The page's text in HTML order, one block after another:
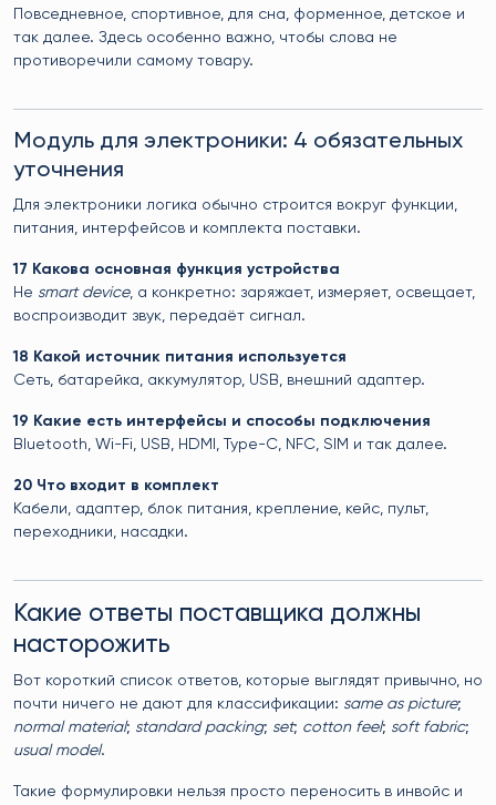
Повседневное, спортивное, для сна, форменное, детское и
так далее. Здесь особенно важно, чтобы слова не
противоречили самому товару.
Модуль для электроники: 4 обязательных
уточнения
Для электроники логика обычно строится вокруг функции,
питания, интерфейсов и комплекта поставки.
17 Какова основная функция устройства
Не smart device, а конкретно: заряжает, измеряет, освещает,
воспроизводит звук, передаёт сигнал.
18 Какой источник питания используется
Сеть, батарейка, аккумулятор, USB, внешний адаптер.
19 Какие есть интерфейсы и способы подключения
Bluetooth, Wi-Fi, USB, HDMI, Type-C, NFC, SIM и так далее.
20 Что входит в комплект
Кабели, адаптер, блок питания, крепление, кейс, пульт,
переходники, насадки.
Какие ответы поставщика должны
насторожить
Вот короткий список ответов, которые выглядят привычно, но
почти ничего не дают для классификации: same as picture;
normal material; standard packing; set; cotton feel; soft fabric;
usual model.
Такие формулировки нельзя просто переносить в инвойс и